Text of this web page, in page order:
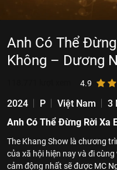
Anh Có Thể
Không – Dương
4.9
2024 P Việt Nam 3
Anh Có Thể Đừng Rời Xa
The Khang Show là chương
của xã hội hiện nay và đi
cảm động nhất sẽ được MC